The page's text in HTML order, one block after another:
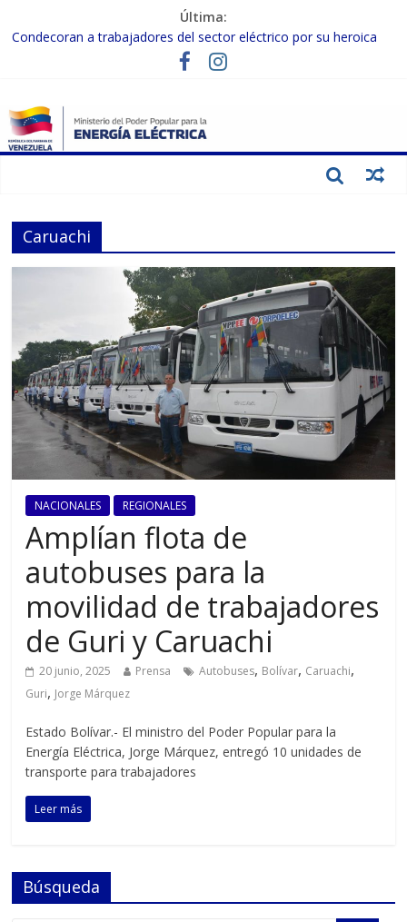
Última:
Condecoran a trabajadores del sector eléctrico por su heroica
labor tras el doble sismo del 24-J
Gobierno Nacional coordina acciones con el sector privado para
Inspeccionan trabajos de rehabilitación en instalaciones del SEN
en Carabobo
Gobierno Nacional activa plan preventivo para fortalecer el SEN
Caruachi
NACIONALES REGIONALES
Amplían flota de
autobuses para la
movilidad de trabajadores
de Guri y Caruachi
20 junio, 2025 Prensa Autobuses, Bolívar, Caruachi,
Guri, Jorge Márquez
Estado Bolívar.- El ministro del Poder Popular para la
Energía Eléctrica, Jorge Márquez, entregó 10 unidades de
transporte para trabajadores
Leer más
Búsqueda